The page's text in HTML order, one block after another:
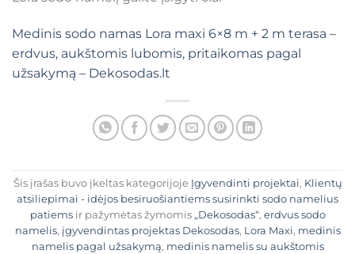
Medinis sodo namas Lora maxi 6×8 m + 2 m terasa –
erdvus, aukštomis lubomis, pritaikomas pagal
užsakymą – Dekosodas.lt
Šis įrašas buvo įkeltas kategorijoje Įgyvendinti projektai, Klientų
atsiliepimai - idėjos besiruošiantiems susirinkti sodo namelius
patiemsir pažymėtas žymomis „Dekosodas“, erdvus sodo
namelis, įgyvendintas projektas Dekosodas, Lora Maxi, medinis
namelis pagal užsakymą, medinis namelis su aukštomis